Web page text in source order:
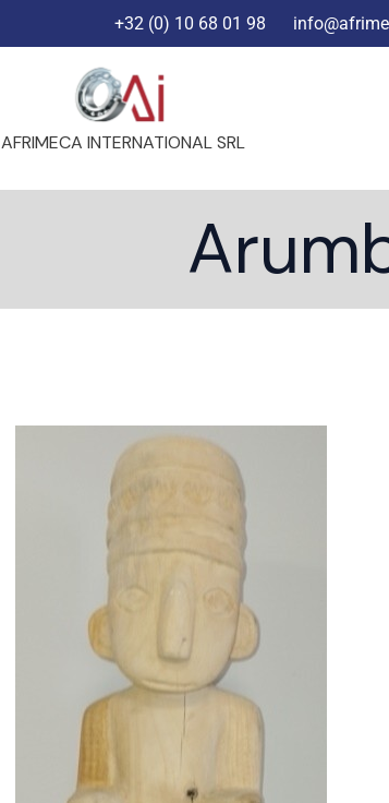
+32 (0) 10 68 01 98
AFRIMECA INTERNATIONAL SRL